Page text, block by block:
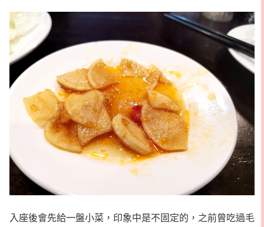
入座後會先給一盤小菜，印象中是不固定的，之前曾吃過毛